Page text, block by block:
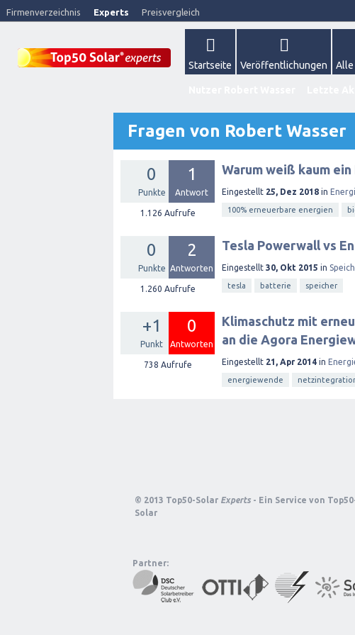
Firmenverzeichnis Experts Preisvergleich
Startseite Veröffentlichungen Alle
Fragen von Robert Wasser
0
Punkte
1
Antwort
1.126 Aufrufe
Warum weiß kaum
Eingestellt 25, Dez 2018 in
100% erneuerbare energien
0
Punkte
2
Antworten
1.260 Aufrufe
Tesla Powerwall vs
Eingestellt 30, Okt 2015 in
tesla batterie speicher
+1
Punkt
0
Antworten
738 Aufrufe
Klimaschutz mit
an die Agora
Eingestellt 21, Apr 2014 in
energiewende
© 2013 Top50-Solar Experts - Ein Service von
Solar
Partner: